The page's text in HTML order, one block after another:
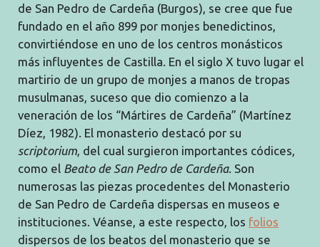
de San Pedro de Cardeña (Burgos), se cree que fue
fundado en el año 899 por monjes benedictinos,
convirtiéndose en uno de los centros monásticos
más influyentes de Castilla. En el siglo X tuvo lugar el
martirio de un grupo de monjes a manos de tropas
musulmanas, suceso que dio comienzo a la
veneración de los “Mártires de Cardeña” (Martínez
Díez, 1982). El monasterio destacó por su
scriptorium , del cual surgieron importantes códices,
como el Beato de San Pedro de Cardeña. Son
numerosas las piezas procedentes del Monasterio
de San Pedro de Cardeña dispersas en museos e
instituciones. Véanse, a este respecto, los folios
dispersos de los beatos del monasterio que se